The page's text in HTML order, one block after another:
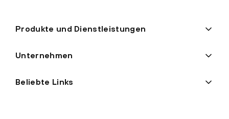
Produkte und Dienstleistungen
Unternehmen
Beliebte Links